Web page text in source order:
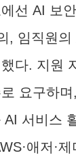
선 AI 보
, 임직원
다. 지원
요구하
서비스
애저·